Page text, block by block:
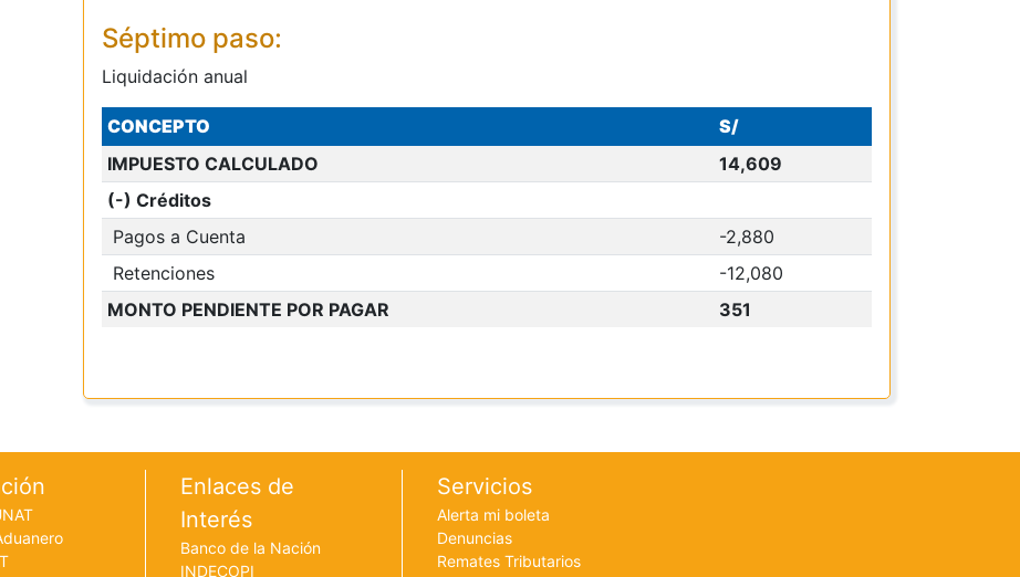
Séptimo paso:
Liquidación anual
CONCEPTO
S/
IMPUESTO CALCULADO
14,609
(-) Créditos
Pagos a Cuenta
-2,880
Retenciones
-12,080
MONTO PENDIENTE POR PAGAR
351
Enlaces de
Interés
Banco de la Nación
INDECOPI
Servicios
Alerta mi boleta
Denuncias
Remates Tributarios